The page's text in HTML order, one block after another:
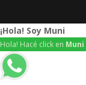
¡Hola! Soy Muni
Hola! Hacé click en Muni